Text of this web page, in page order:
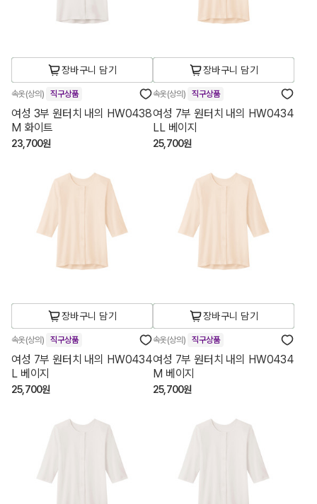
장바구니 담기
속옷(상의) 직구상품
여성 3부 원터치 내의 HW0438
M 화이트
23,700원
장바구니 담기
속옷(상의) 직구상품
여성 7부 원터치 내의 HW0434
LL 베이지
25,700원
장바구니 담기
속옷(상의) 직구상품
여성 7부 원터치 내의 HW0434
L 베이지
25,700원
장바구니 담기
속옷(상의) 직구상품
여성 7부 원터치 내의 HW0434
M 베이지
25,700원